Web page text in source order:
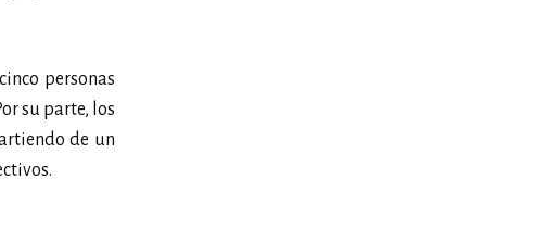
personas
su parte, los
de un